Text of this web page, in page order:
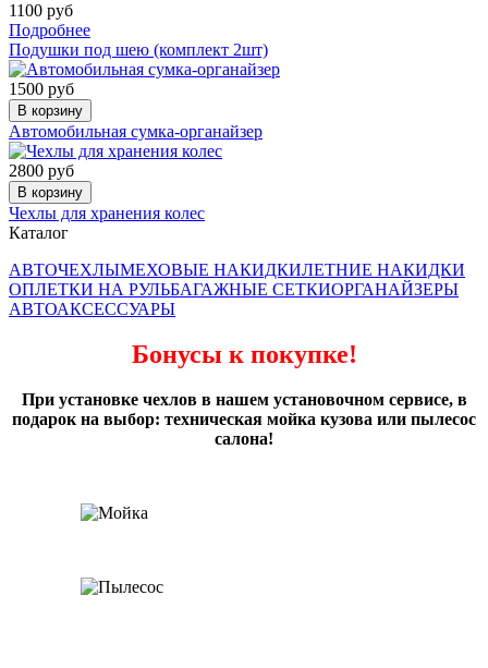
1100 руб
Подробнее
Подушки под шею (комплект 2шт)
1500 руб
В корзину
Автомобильная сумка-органайзер
2800 руб
В корзину
Чехлы для хранения колес
Каталог
АВТОЧЕХЛЫМЕХОВЫЕ НАКИДКИЛЕТНИЕ НАКИДКИ
ОПЛЕТКИ НА РУЛЬБАГАЖНЫЕ СЕТКИОРГАНАЙЗЕРЫ
АВТОАКСЕССУАРЫ
Бонусы к покупке!
При установке чехлов в нашем установочном сервисе, в
подарок на выбор: техническая мойка кузова или пылесос
салона!